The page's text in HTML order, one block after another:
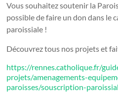
Vous souhaitez soutenir la
possible de faire un don dans le
paroissiale !
Découvrez tous nos projets et
https://rennes.catholique.fr/
projets/amenagements-
paroisses/souscription-